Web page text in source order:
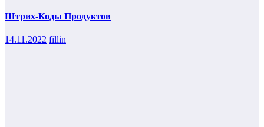
Штрих-Коды Продуктов
14.11.2022 fillin